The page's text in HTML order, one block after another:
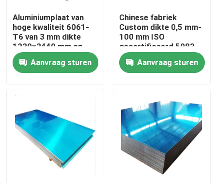
Fabriekstocht
Kwaliteitscontrole
Nieuws
Vraag een offerte
Aluminiumplaat van
hoge kwaliteit 6061-
T6 van 3 mm dikte
1220x2440 mm op
maat gesneden voor
industriële toepassing
in de luchtvaart
Aanvraag sturen
Chinese fabriek
Custom dikte 0,5 mm-
100 mm ISO
gecertificeerd 5083
H111 legering 1060
Pure aluminium plaat
Aanvraag sturen